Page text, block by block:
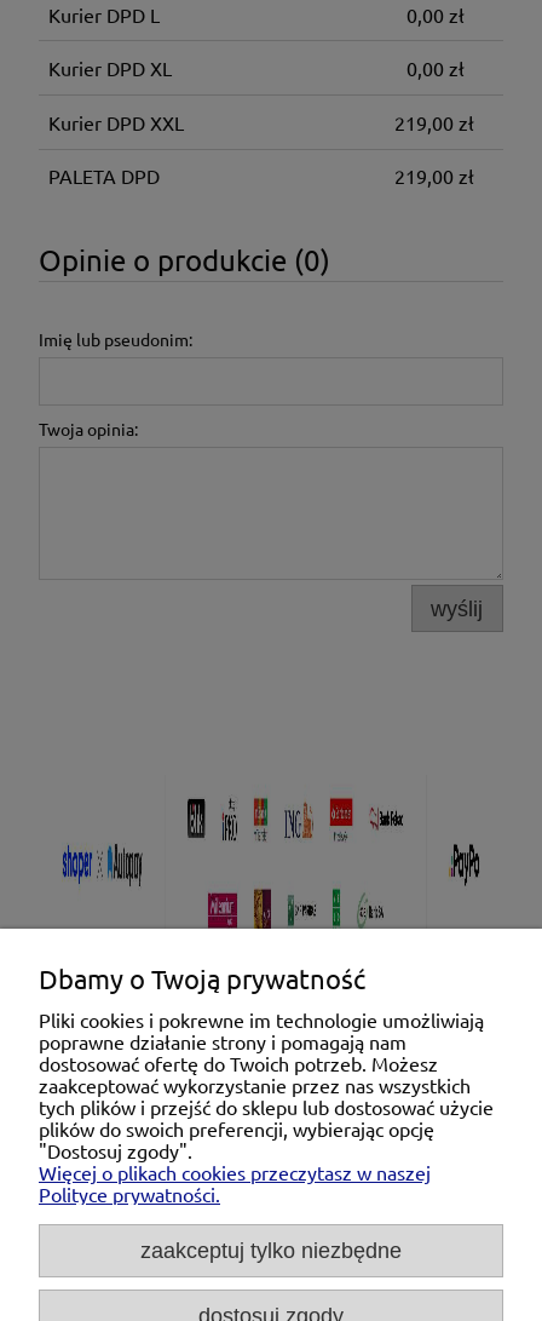
Kurier DPD L 0,00 zł
Kurier DPD XL 0,00 zł
Kurier DPD XXL 219,00 zł
PALETA DPD 219,00 zł
Opinie o produkcie (0)
Imię lub pseudonim:
Twoja opinia:
wyślij
Pomoc
Moje konto
Płatności i dostawa
O nas
Dbamy o Twoją prywatność
Pliki cookies i pokrewne im technologie umożliwiają
poprawne działanie strony i pomagają nam
dostosować ofertę do Twoich potrzeb. Możesz
zaakceptować wykorzystanie przez nas wszystkich
tych plików i przejść do sklepu lub dostosować użycie
plików do swoich preferencji, wybierając opcję
"Dostosuj zgody".
Więcej o plikach cookies przeczytasz w naszej
Polityce prywatności.
zaakceptuj tylko niezbędne
dostosuj zgody